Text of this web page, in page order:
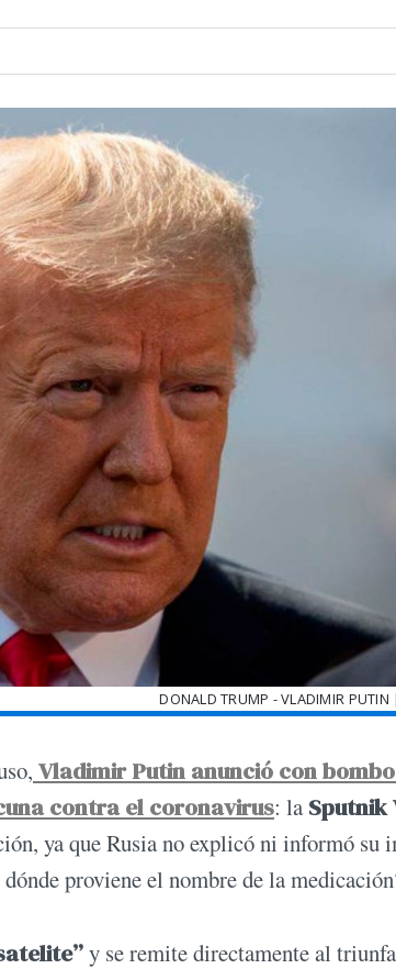
DONALD TRUMP - VLADIMIR PUTIN
Vladimir Putin anunció con
contra el coronavirus: la Sputnik
ya que Rusia no explicó ni informó su
proviene el nombre de la
y se remite directamente al